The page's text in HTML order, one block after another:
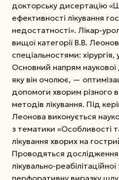
докторську дисертацію
ефективності лікування
недостатності». Лікар-
вищої категорії В.В.
спеціальностями: хірургія,
Основний напрям наукової
яку він очолює, —
допомоги хворим різного
методів лікування. Під
Леонова виконується
з тематики «Особливості
лікування хворих на
Проводяться дослідження
лікувально-